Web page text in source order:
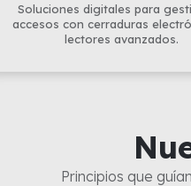
Soluciones digitales para
accesos con cerraduras
lectores avanzados.
Principios que